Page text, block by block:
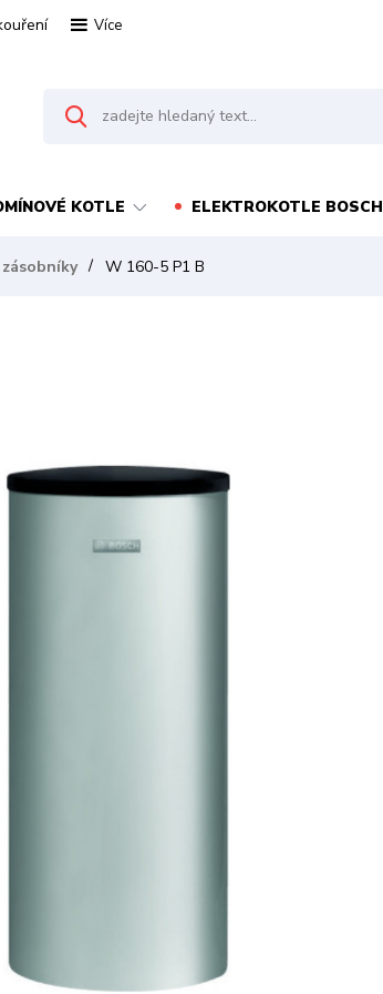
Více
KOTLE ELEKTROKOTLE BOSCH
W 160-5 P1 B